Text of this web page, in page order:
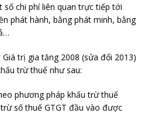
số chi phí liên quan trực tiếp tới
phát hành, bằng phát minh, bằng
trị gia tăng 2008 (sửa đổi 2013)
trừ thuế như sau:
phương pháp khấu trừ thuế
số thuế GTGT đầu vào được